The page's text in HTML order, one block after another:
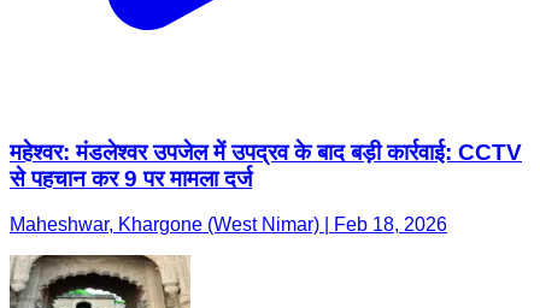
महेश्वर: मंडलेश्वर उपजेल में उपद्रव के बाद बड़ी कार्रवाई: CCTV
से पहचान कर 9 पर मामला दर्ज
Maheshwar, Khargone (West Nimar) | Feb 18, 2026